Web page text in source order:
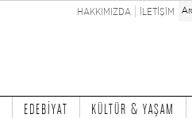
HAKKIMIZDA İLETİŞİM
EDEBİYAT KÜLTÜR & YAŞAM